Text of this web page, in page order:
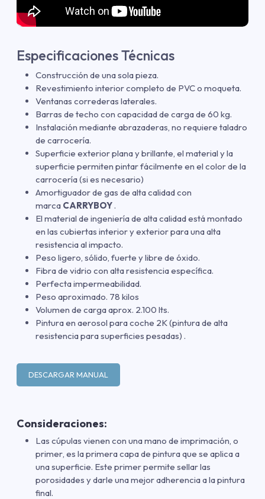
Especificaciones Técnicas
Construcción de una sola pieza.
Revestimiento interior completo de PVC o moqueta.
Ventanas correderas laterales.
Barras de techo con capacidad de carga de 60 kg.
Instalación mediante abrazaderas, no requiere taladro
de carrocería.
Superficie exterior plana y brillante, el material y la
superficie permiten pintar fácilmente en el color de la
carrocería (si es necesario)
Amortiguador de gas de alta calidad con
marca CARRYBOY .
El material de ingeniería de alta calidad está montado
en las cubiertas interior y exterior para una alta
resistencia al impacto.
Peso ligero, sólido, fuerte y libre de óxido.
Fibra de vidrio con alta resistencia específica.
Perfecta impermeabilidad.
Peso aproximado. 78 kilos
Volumen de carga aprox. 2.100 lts.
Pintura en aerosol para coche 2K (pintura de alta
resistencia para superficies pesadas) .
DESCARGAR MANUAL
Consideraciones:
Las cúpulas vienen con una mano de imprimación o
primer es la primera capa de pintura que se aplica a
una superficie. Este primer permite sellar las
porosidades y darle una mejor adherencia a la pintura
final.